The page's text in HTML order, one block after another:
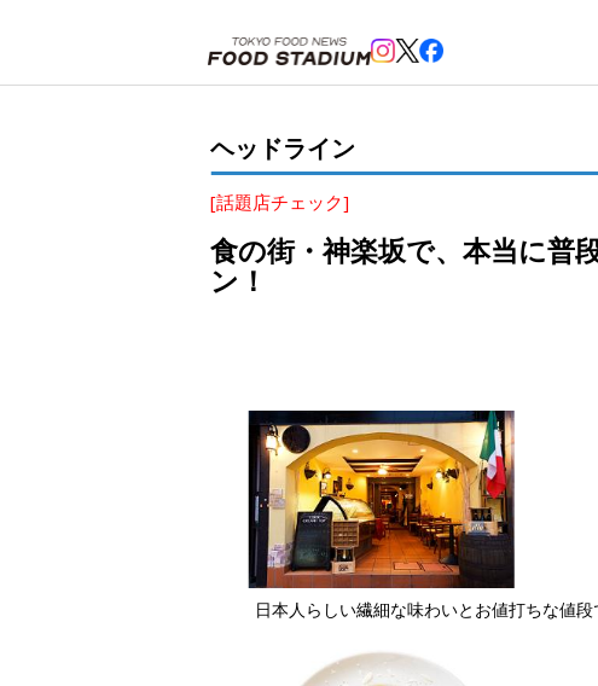
ヘッドライン
[話題店チェック]
食の街・神楽坂で、本当に普
ン！
日本人らしい繊細な味わいとお値打ちな値